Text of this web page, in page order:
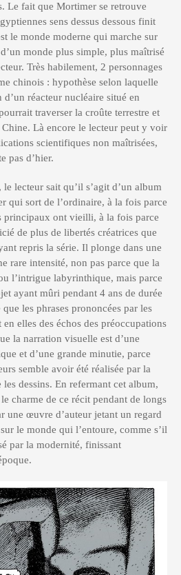
Le fait que Mortimer se retrouve
sens dessus dessous finit
le monde moderne qui marche sur
monde plus simple, plus maîtrisé
Très habilement, 2 personnages
chinois : hypothèse selon laquelle
réacteur nucléaire situé en
traverser la croûte terrestre et
Chine. Là encore le lecteur peut y voir
scientifiques non maîtrisées,
pas d’hier.
lecteur sait qu’il s’agit d’un album
qui sort de l’ordinaire, à la fois parce
principaux ont vieilli, à la fois parce
de plus de libertés créatrices que
repris la série. Il plonge dans une
rare intensité, non pas parce que la
l’intrigue labyrinthique, mais parce
ayant mûri pendant 4 ans de durée
les phrases prononcées par les
en elles des échos des préoccupations
la narration visuelle est d’une
et d’une grande minutie, parce
semble avoir été réalisée par la
les dessins. En refermant cet album,
charme de ce récit pendant de longs
une œuvre d’auteur jetant un regard
le monde qui l’entoure, comme s’il
par la modernité, finissant